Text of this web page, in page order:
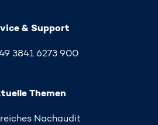
& Support
3841 6273 900
Themen
Nachaudit